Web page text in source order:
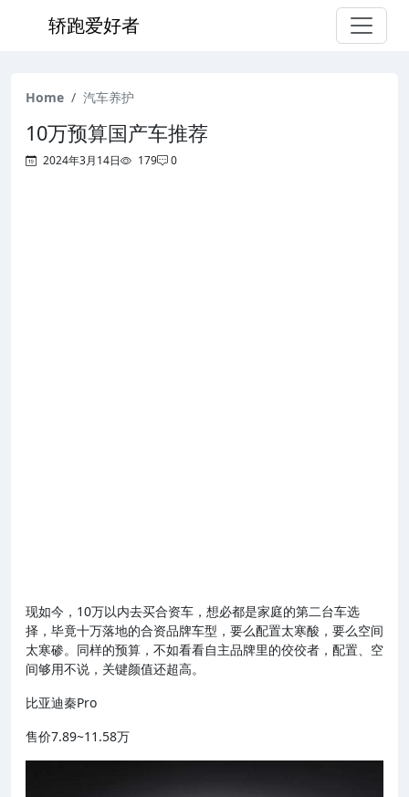
轿跑爱好者
Home 汽车养护
10万预算国产车推荐
2024年3月14日 179 0
现如今，10万以内去买合资车，想必都是家庭的第二台车选
择，毕竟十万落地的合资品牌车型，要么配置太寒酸，要么空间
太寒碜。同样的预算，不如看看自主品牌里的佼佼者，配置、空
间够用不说，关键颜值还超高。
比亚迪秦Pro
售价7.89~11.58万